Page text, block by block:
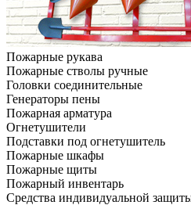
Пожарные рукава
Пожарные стволы ручные
Головки соединительные
Генераторы пены
Пожарная арматура
Огнетушители
Подставки под огнетушитель
Пожарные шкафы
Пожарные щиты
Пожарный инвентарь
Средства индивидуальной